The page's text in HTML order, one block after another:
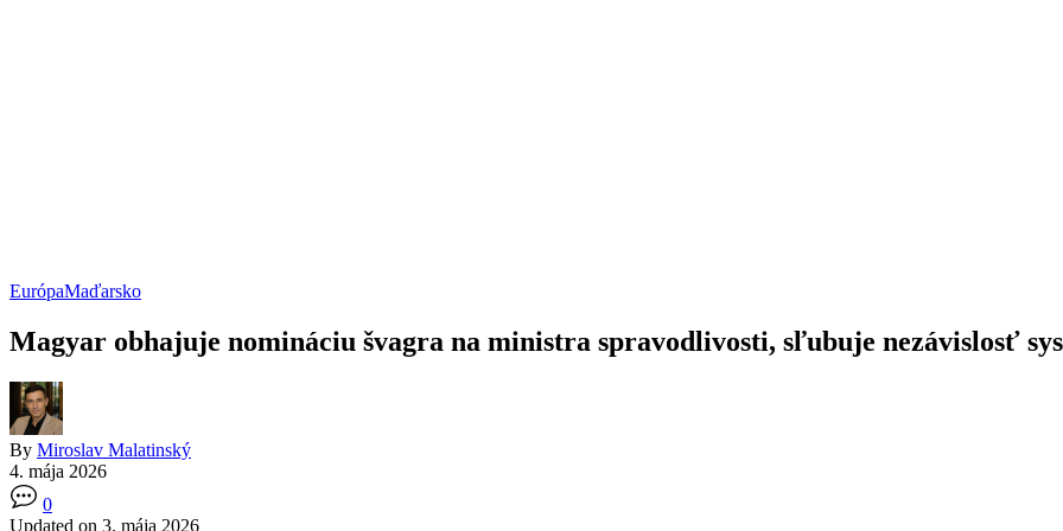
EurópaMaďarsko
Magyar obhajuje nomináciu švagra na ministra spravodlivosti, sľubuje nezávislosť
By Miroslav Malatinský
4. mája 2026
0
Updated on 3. mája 2026